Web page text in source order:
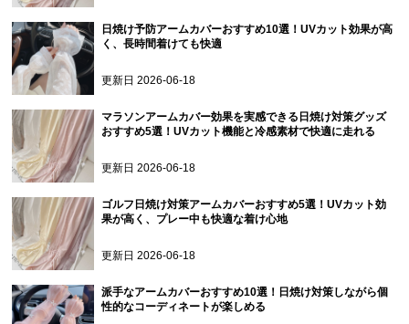
日焼け予防アームカバーおすすめ10選！UVカット効果が高
く、長時間着けても快適
更新日2026-06-18
マラソンアームカバー効果を実感できる日焼け対策グッズ
おすすめ5選！UVカット機能と冷感素材で快適に走れる
更新日2026-06-18
ゴルフ日焼け対策アームカバーおすすめ5選！UVカット効
果が高く、プレー中も快適な着け心地
更新日2026-06-18
派手なアームカバーおすすめ10選！日焼け対策しながら個
性的なコーディネートが楽しめる